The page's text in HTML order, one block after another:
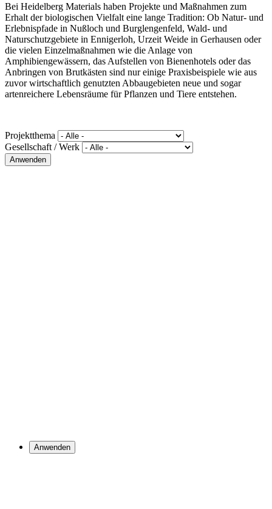
Bei Heidelberg Materials haben Projekte und Maßnahmen zum
Erhalt der biologischen Vielfalt eine lange Tradition: Ob Natur- und
Erlebnispfade in Nußloch und Burglengenfeld, Wald- und
Naturschutzgebiete in Ennigerloh, Urzeit Weide in Gerhausen oder
die vielen Einzelmaßnahmen wie die Anlage von
Amphibiengewässern, das Aufstellen von Bienenhotels oder das
Anbringen von Brutkästen sind nur einige Praxisbeispiele wie aus
zuvor wirtschaftlich genutzten Abbaugebieten neue und sogar
artenreichere Lebensräume für Pflanzen und Tiere entstehen.
Projektthema
Gesellschaft / Werk